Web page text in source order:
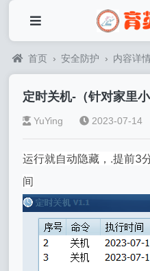
首页 › 安全防护 › 内容详
定时关机-（针对家里小
YuYing 2023-07-14
运行就自动隐藏， .提前3
间